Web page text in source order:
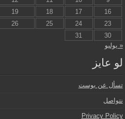
16
17
18
19
23
24
25
26
30
31
« يوليو
لو عايز
تسأل عن بوست
نتواصل
Privacy Policy